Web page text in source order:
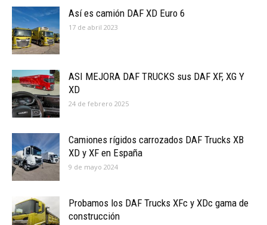
Así es camión DAF XD Euro 6
17 de abril 2023
ASI MEJORA DAF TRUCKS sus DAF XF, XG Y
XD
24 de febrero 2025
Camiones rígidos carrozados DAF Trucks XB
XD y XF en España
9 de mayo 2024
Probamos los DAF Trucks XFc y XDc gama de
construcción